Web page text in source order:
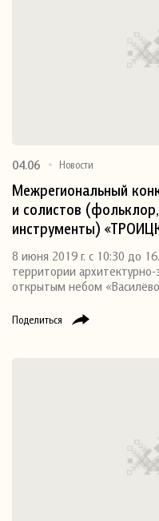
Поделиться
04.06 Новости
Межрегиональный
и солистов
инструменты)
8 июня 2019 г. с 10:30 до
территории
открытым небом